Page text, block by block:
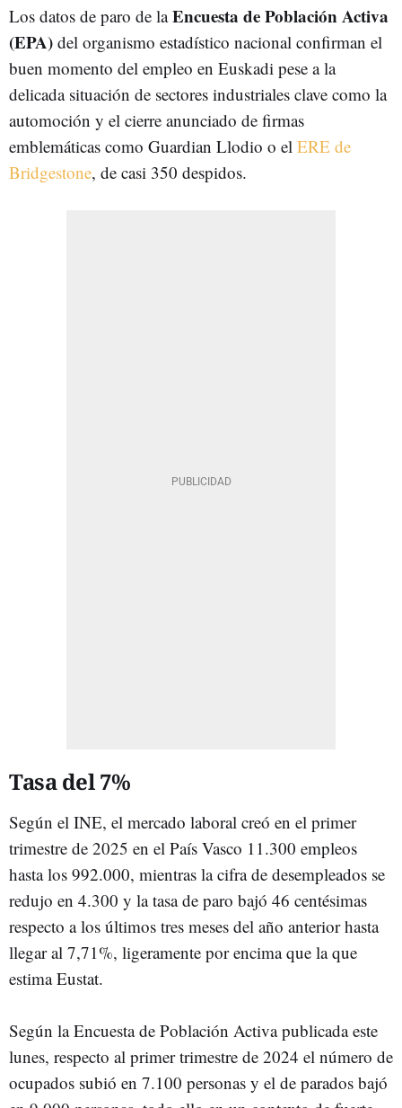
Los datos de paro de laEncuesta de Población Activa
(EPA) del organismo estadístico nacional confirman el
buen momento del empleo en Euskadi pese a la
delicada situación de sectores industriales clave como la
automoción y el cierre anunciado de firmas
emblemáticas como Guardian Llodio o el ERE de
Bridgestone, de casi 350 despidos.
Tasa del 7%
Según el INE, el mercado laboral creó en el primer
trimestre de 2025 en el País Vasco 11.300 empleos
hasta los 992.000, mientras la cifra de desempleados se
redujo en 4.300 y la tasa de paro bajó 46 centésimas
respecto a los últimos tres meses del año anterior hasta
llegar al 7,71%, ligeramente por encima que la que
estima Eustat.
Según la Encuesta de Población Activa publicada este
lunes, respecto al primer trimestre de 2024 el número de
ocupados subió en 7.100 personas y el de parados bajó